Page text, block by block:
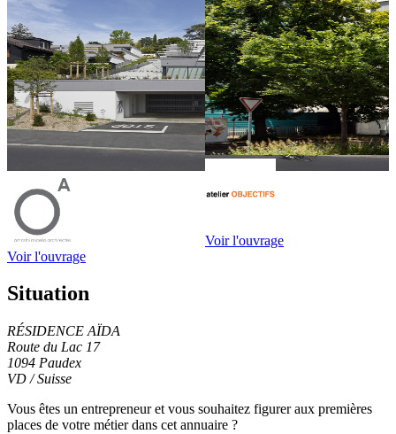
Voir l'ouvrage
Voir l'ouvrage
Situation
RÉSIDENCE AÏDA
Route du Lac 17
1094 Paudex
VD / Suisse
+
Vous êtes un entrepreneur et vous souhaitez figureraux premières
places de votre métierdans cet annuaire ?